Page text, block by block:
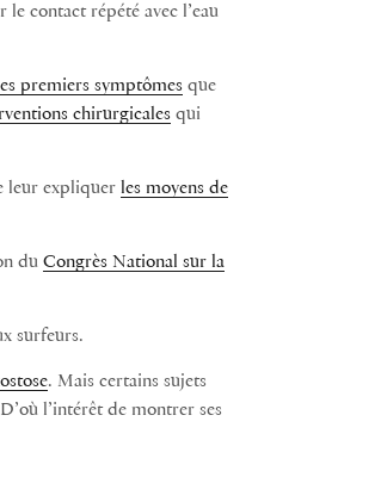
contact répété avec l’eau
premiers symptômes que
chirurgicales qui
leur expliquer les moyens de
du Congrès National sur la
surfeurs.
. Mais certains sujets
l’intérêt de montrer ses